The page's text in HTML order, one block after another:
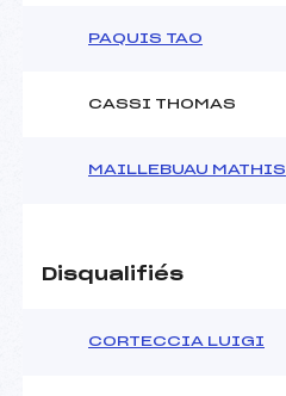
PAQUIS TAO
CASSI THOMAS
MAILLEBUAU MATHIS
Disqualifiés
CORTECCIA LUIGI